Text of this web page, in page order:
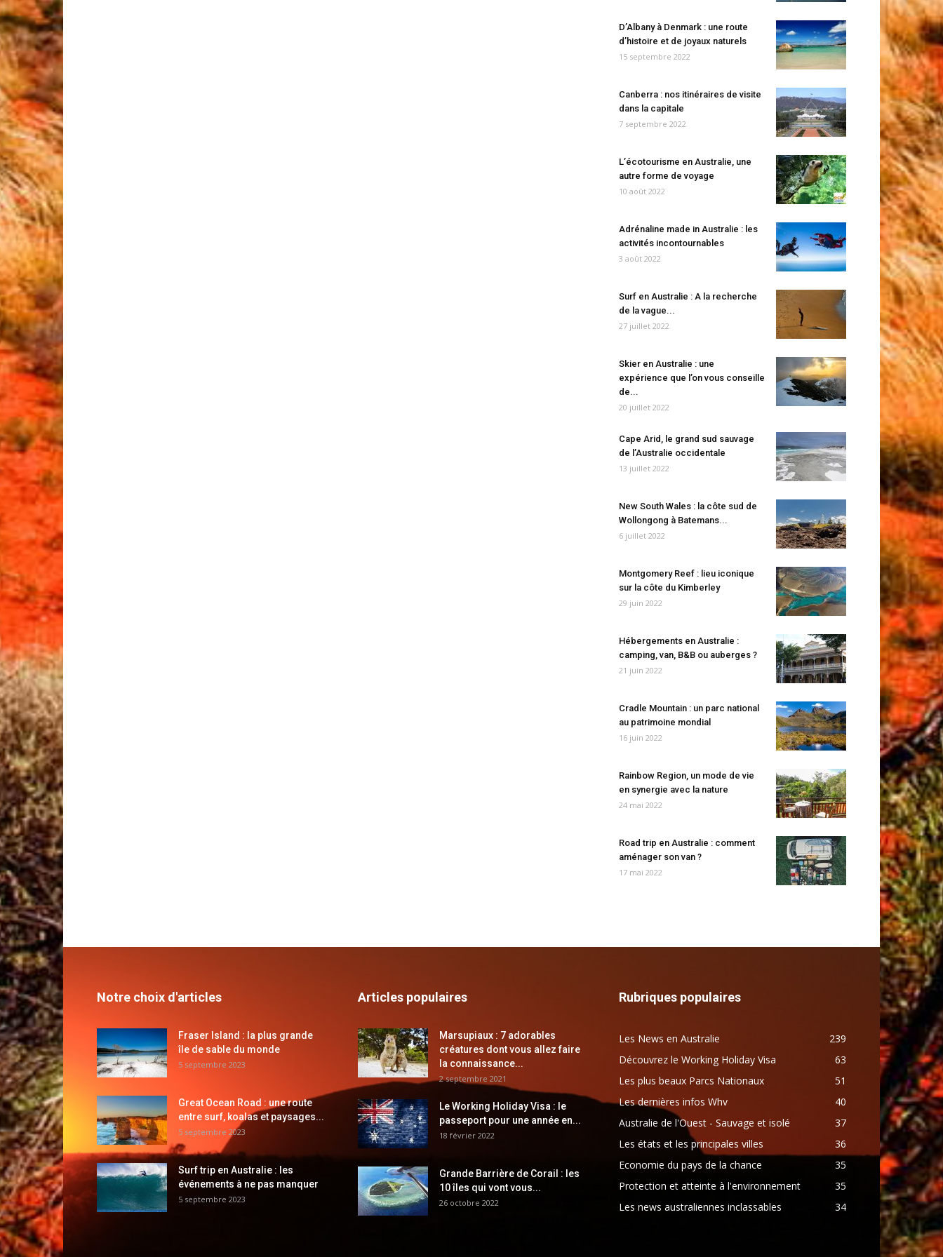
D’Albany à Denmark : une route
d’histoire et de joyaux naturels
15 septembre 2022
Canberra : nos itinéraires de visite
dans la capitale
7 septembre 2022
L’écotourisme en Australie, une
autre forme de voyage
10 août 2022
Adrénaline made in Australie : les
activités incontournables
3 août 2022
Surf en Australie : A la recherche
de la vague...
27 juillet 2022
Skier en Australie : une
expérience que l’on vous conseille
de...
20 juillet 2022
Cape Arid, le grand sud sauvage
de l’Australie occidentale
13 juillet 2022
New South Wales : la côte sud de
Wollongong à Batemans...
6 juillet 2022
Montgomery Reef : lieu iconique
sur la côte du Kimberley
29 juin 2022
Hébergements en Australie :
camping, van, B&B ou auberges ?
21 juin 2022
Cradle Mountain : un parc national
au patrimoine mondial
16 juin 2022
Rainbow Region, un mode de vie
en synergie avec la nature
24 mai 2022
Road trip en Australie : comment
aménager son van ?
17 mai 2022
Notre choix d'articles
Fraser Island : la plus grande
île de sable du monde
5 septembre 2023
Great Ocean Road : une route
entre surf, koalas et paysages...
5 septembre 2023
Surf trip en Australie : les
événements à ne pas manquer
5 septembre 2023
Articles populaires
Marsupiaux : 7 adorables
créatures dont vous allez faire
la connaissance...
2 septembre 2021
Le Working Holiday Visa : le
passeport pour une année en...
18 février 2022
Grande Barrière de Corail : les
10 îles qui vont vous...
26 octobre 2022
Rubriques populaires
Les News en Australie
239
Découvrez le Working Holiday Visa
63
Les plus beaux Parcs Nationaux
51
Les dernières infos Whv
40
Australie de l'Ouest - Sauvage et isolé
37
Les états et les principales villes
36
Economie du pays de la chance
35
Protection et atteinte à l'environnement
35
Les news australiennes inclassables
34